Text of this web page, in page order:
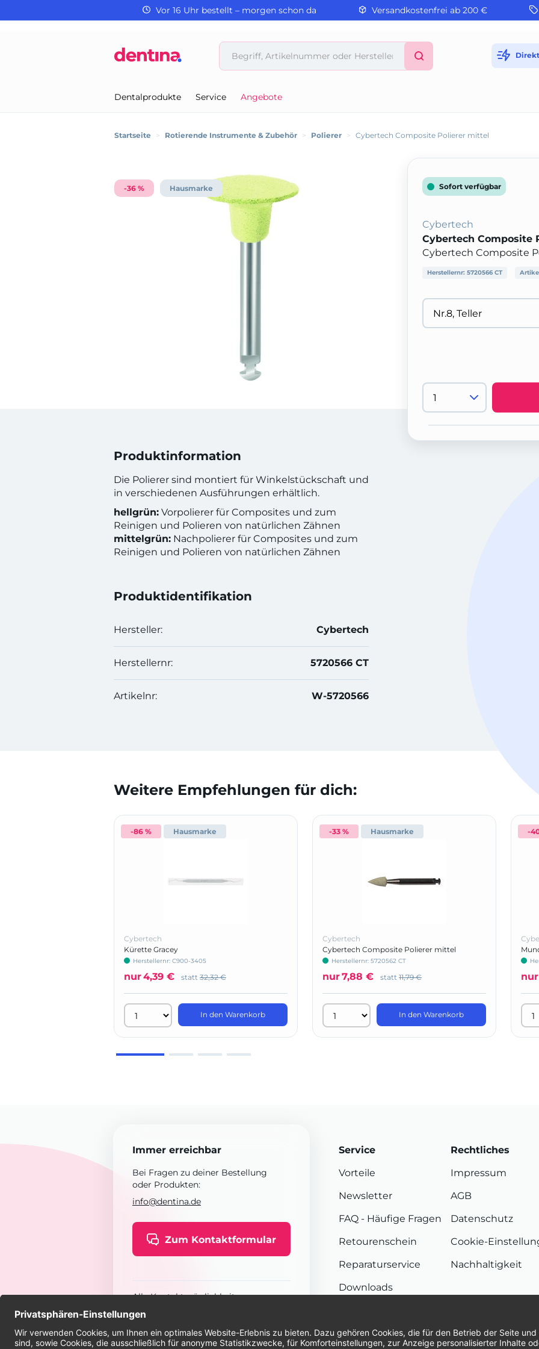
Vor 16 Uhr bestellt – morgen schon da Versandkostenfrei ab 200 €
Dentalprodukte Service Angebote
Startseite > Rotierende Instrumente & Zubehör > Polierer > Cybertech Composite Polierer mittel
-36 % Hausmarke
Produktinformation
Die Polierer sind montiert für Winkelstückschaft und
in verschiedenen Ausführungen erhältlich.
hellgrün: Vorpolierer für Composites und zum
Reinigen und Polieren von natürlichen Zähnen
mittelgrün: Nachpolierer für Composites und zum
Reinigen und Polieren von natürlichen Zähnen
Produktidentifikation
Hersteller: Cybertech
Herstellernr: 5720566 CT
Artikelnr: W-5720566
Sofort verfügbar
Cybertech
Cybertech Composite
Cybertech Composite
Herstellernr: 5720566 CT
Weitere Empfehlungen für dich:
-86 % Hausmarke
Cybertech
Kürette Gracey
Herstellernr: C900-3405
nur4,39 € statt 32,32 €
In den Warenkorb
-33 % Hausmarke
Cybertech
Cybertech Composite Polierer mittel
Herstellernr: 5720562 CT
nur7,88 € statt 11,79 €
In den Warenkorb
-
nur
Immer erreichbar
Bei Fragen zu deiner Bestellung
oder Produkten:
info@dentina.de
Zum Kontaktformular
Alle Kontaktmöglichkeiten
Service
Vorteile
Newsletter
FAQ - Häufige Fragen
Retourenschein
Reparaturservice
Downloads
Rechtliches
Impressum
AGB
Datenschutz
Cookie-
Nachhaltigkeit